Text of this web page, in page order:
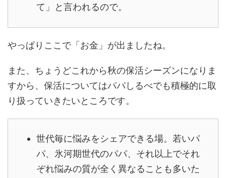
て」と言われるので。
やっぱりここで「お金」が出ましたね。
また、ちょうどこれから秋の保活シーズンになりま
すから、保活についてはパパしるべでも積極的に取
り扱っていきたいところです。
世代毎に悩みをシェアできる場。若いパ
パ、氷河期世代のパパ、それ以上でそれ
ぞれ悩みの質が全く異なることも多いた